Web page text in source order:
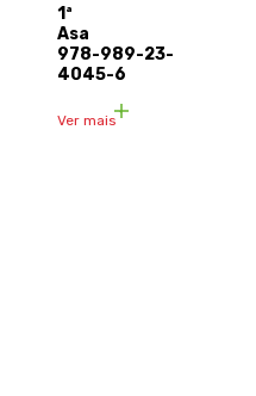
1ª
Asa
978-989-23-
4045-6
Ver mais